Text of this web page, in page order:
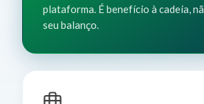
plataforma. É benefício à cadeia,
seu balanço.